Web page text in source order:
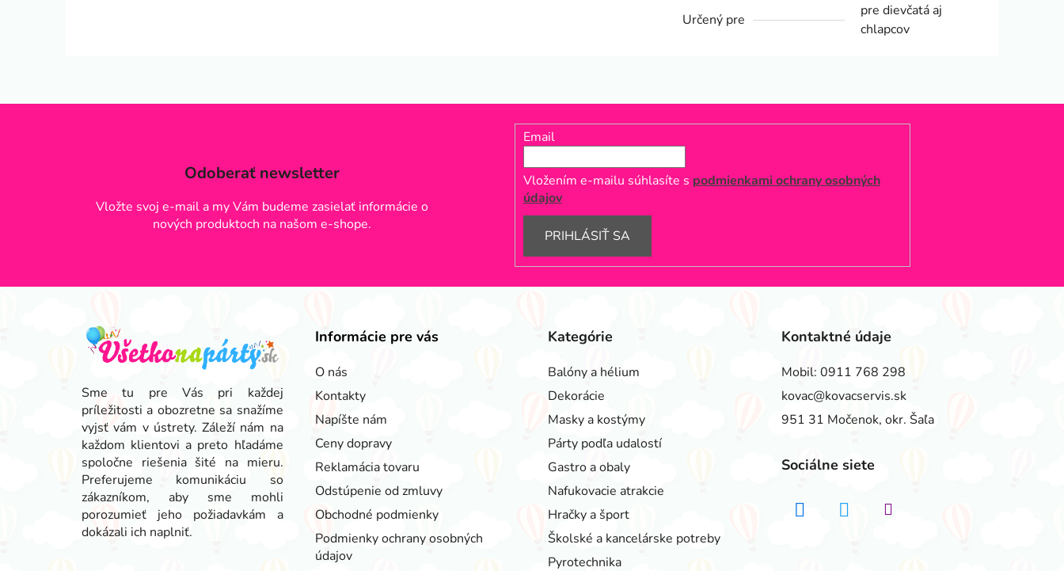
Určený pre
pre dievčatá aj
chlapcov
Odoberať newsletter
Vložte svoj e-mail a my Vám budeme zasielať informácie o
nových produktoch na našom e-shope.
Email
Vložením e-mailu súhlasíte s podmienkami ochrany osobných
údajov
PRIHLÁSIŤ SA
Sme tu pre Vás pri každej
príležitosti a obozretne sa snažíme
vyjsť vám v ústrety. Záleží nám na
každom klientovi a preto hľadáme
spoločne riešenia šité na mieru.
Preferujeme komunikáciu so
zákazníkom, aby sme mohli
porozumieť jeho požiadavkám a
dokázali ich naplniť.
Informácie pre vás
O nás
Kontakty
Napíšte nám
Ceny dopravy
Reklamácia tovaru
Odstúpenie od zmluvy
Obchodné podmienky
Podmienky ochrany osobných
údajov
Kategórie
Balóny a hélium
Dekorácie
Masky a kostýmy
Párty podľa udalostí
Gastro a obaly
Nafukovacie atrakcie
Hračky a šport
Školské a kancelárske potreby
Pyrotechnika
Kontaktné údaje
Mobil: 0911 768 298
kovac@kovacservis.sk
951 31 Močenok, okr. Šaľa
Sociálne siete